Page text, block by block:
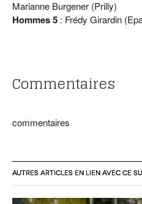
Marianne Burgener (Prilly)
Hommes 5 : Frédy Girardin
Commentaires
commentaires
AUTRES ARTICLES EN LIEN AVEC CE